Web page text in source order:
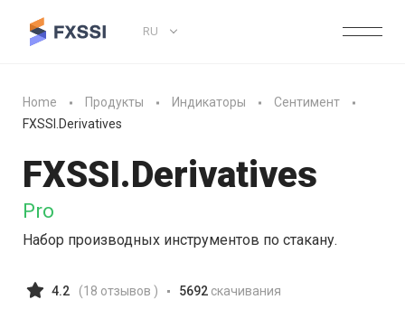
RU
Home Продукты Индикаторы
Сентимент
FXSSI.Derivatives
FXSSI.Derivatives
Pro
Набор производных инструментов по стакану.
4.2 (18 отзывов ) 5692 скачивания